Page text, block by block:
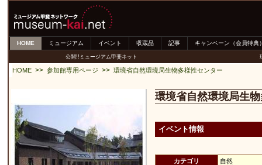
HOME ミュージアム イベント 収蔵品 記事 キャンペーン（会員特典
公開!!ミュージアム甲斐ネット
HOME >> 参加館専用ページ >> 環境省自然環境局生物多様性センター
環境省自然環境局生
イベント情報
カテゴリ
自然